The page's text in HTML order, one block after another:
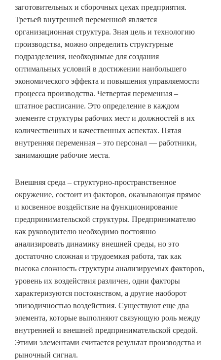
заготовительных и сборочных цехах предприятия.
Третьей внутренней переменной является
организационная структура. Зная цель и технологию
производства, можно определить структурные
подразделения, необходимые для создания
оптимальных условий в достижении наибольшего
экономического эффекта и повышения управляемости
процесса производства. Четвертая переменная –
штатное расписание. Это определение в каждом
элементе структуры рабочих мест и должностей в их
количественных и качественных аспектах. Пятая
внутренняя переменная – это персонал — работники,
занимающие рабочие места.
Внешняя среда – структурно-пространственное
окружение, состоит из факторов, оказывающая прямое
и косвенное воздействие на функционирование
предпринимательской структуры. Предпринимателю
как руководителю необходимо постоянно
анализировать динамику внешней среды, но это
достаточно сложная и трудоемкая работа, так как
высока сложность структуры анализируемых факторов,
уровень их воздействия различен, одни факторы
характеризуются постоянством, а другие наоборот
эпизодичностью воздействия. Существуют еще два
элемента, которые выполняют связующую роль между
внутренней и внешней предпринимательской средой.
Этими элементами считается результат производства и
рыночный сигнал.